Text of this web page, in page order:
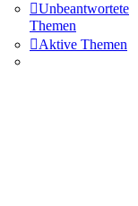
Unbeantwortete
Themen
Aktive Themen